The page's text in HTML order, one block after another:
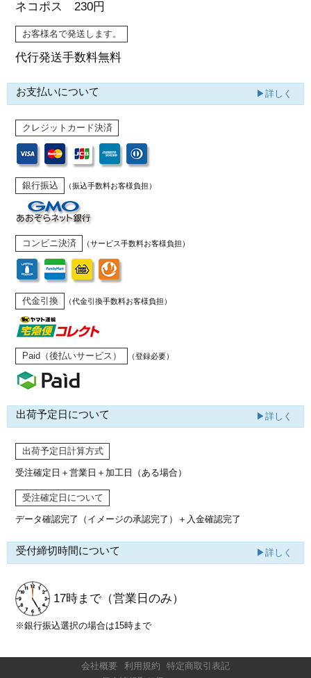
ネコポス 230円
お客様名で発送します。
代行発送手数料無料
お支払いについて ▶詳しく
クレジットカード決済
銀行振込 （振込手数料お客様負担）
コンビニ決済 （サービス手数料お客様負担）
代金引換 （代金引換手数料お客様負担）
Paid（後払いサービス） （登録必要）
出荷予定日について ▶詳しく
出荷予定日計算方式
受注確定日＋営業日＋加工日（ある場合）
受注確定日について
データ確認完了（イメージの承認完了） ＋入金確認完了
受付締切時間について ▶詳しく
17時まで （営業日のみ）
※銀行振込選択の場合は15時まで
会社概要 利用規約
特定商取引表記